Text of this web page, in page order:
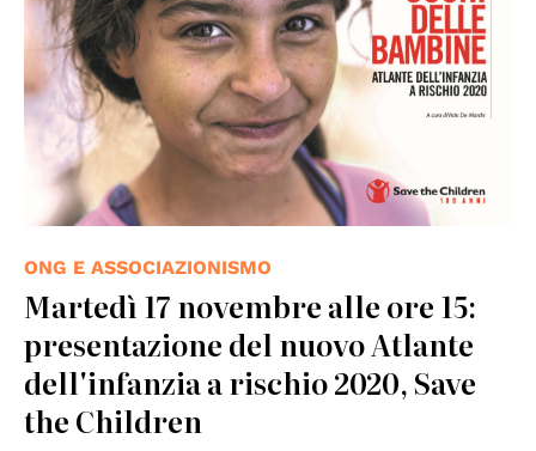
ONG E ASSOCIAZIONISMO
Martedì 17 novembre alle ore 15:
presentazione del nuovo Atlante
dell'infanzia a rischio 2020, Save
the Children